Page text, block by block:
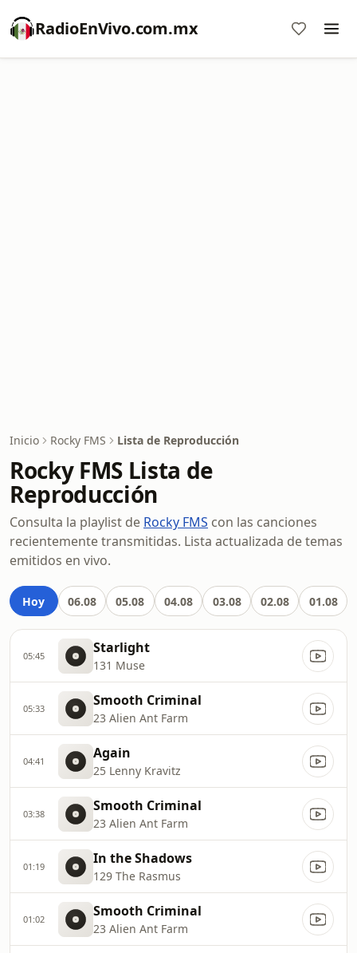
RadioEnVivo.com.mx
Inicio Rocky FMS Lista de Reproducción
Rocky FMS Lista de
Reproducción
Consulta la playlist de Rocky FMS con las canciones
recientemente transmitidas. Lista actualizada de temas
emitidos en vivo.
Hoy 06.08 05.08 04.08 03.08 02.08 01.08
05:45 Starlight
131 Muse
05:33 Smooth Criminal
23 Alien Ant Farm
04:41 Again
25 Lenny Kravitz
03:38 Smooth Criminal
23 Alien Ant Farm
01:19 In the Shadows
129 The Rasmus
01:02 Smooth Criminal
23 Alien Ant Farm